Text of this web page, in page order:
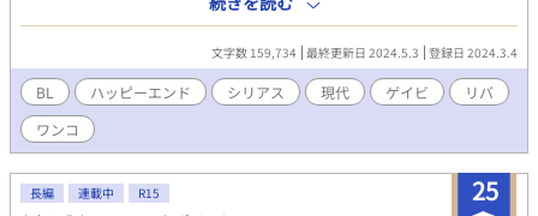
ぶりの再会を意味した。 ところが、一度見たら忘れられないほど
の美少年だった彼は、見事な肉体美とカリスマ的人気を誇るバリ
タチ男優へと変貌していた!? 「俺、ずっとあなたのファンなん
だ」 ルカの猛アタックにほだされて関係を持った阿形は、次第に
彼のひたむきさに惹かれるようになる。 自分の過去と性的指向を
隠して生きる阿形と、そのどちらをも公表して世間の脚光を浴び
るルカ。正反対のふたりだったが、その絆は日ごとに深まってゆ
く。 そんなとき、SNSに投稿された一枚のパパラッチ写真が世間
に波紋を呼ぶ。注目を浴びたくない阿形はルカを避けてしまう
文字数 159,734 最終更新日 2024.5.3 登録日 2024.3.4
BL ハッピーエンド シリアス 現代 ゲイビ
リバ
ワンコ
25
長編 連載中 R15